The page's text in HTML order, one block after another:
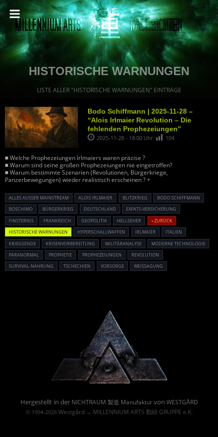
HISTORISCHE WARNUNGEN
LISTE ALLER "HISTORISCHE WARNUNGEN" EINTRÄGE
Bodo Schiffmann | 2025-11-28 –
“Alois Irlmaier Revolution – Die
fehlenden Prophezeiungen”
2025-11-28 - 18:00 Uhr 104
■ Welche Prophezeiungen Irlmaiers waren präzise ?
■ Warum sind seine großen Prophezeiungen nie eingetroffen?
■ Warum bestimmte Szenarien (Revolutionen, Bürgerkriege,
Panzerbewegungen) wieder realistisch erscheinen ? +
ALLES AUSSER MAINSTREAM ALOIS IRLMAIER BLITZKRIEG
BODO SCHIFFMANN
BOSCHIMO
BÜRGERKRIEG DEUTSCHLAND
EXPATS-VERSICHERUNG
FINSTERNIS
FRANKREICH GEOPOLITIK HELLSEHER
« ZURÜCK
HISTORISCHE WARNUNGEN
HYPERSCHALLWAFFEN IRLMAIER
ITALIEN
KRIEGSENDE
KRISENVORBEREITUNG MILITÄRANALYSE
MODERNE TECHNOLOGIE
PARANORMAL
PROPHETIE PROPHEZEIUNGEN
REVOLUTION
SURVIVAL-NAHRUNG
TSCHECHIEN VORSORGE WEISSAGUNG
Hergestellt in der NICHTRAUM 製造 Manufakturvon WESTGÅRD
© 1994-2026 Westgård→ MILLENNIUM ARTS 勤続 GRUPPE e.K.
Powered By :